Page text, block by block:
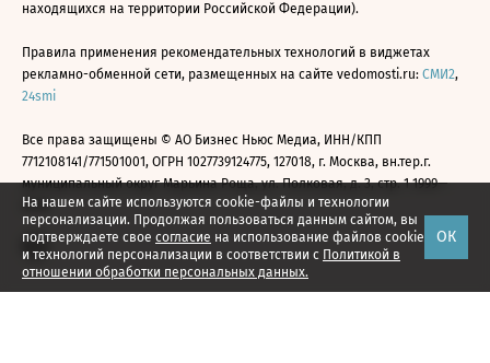
На нашем сайте используются cookie-файлы и технологии
персонализации. Продолжая пользоваться данным сайтом, вы
подтверждаете свое согласие на использование файлов cookie
и технологий персонализации в соответствии с Политикой в
отношении обработки персональных данных.
ОК
находящихся на территории Российской Федерации).
Правила применения рекомендательных технологий в виджетах
рекламно-обменной сети, размещенных на сайте vedomosti.ru: СМИ2,
24smi
Все права защищены © АО Бизнес Ньюс Медиа, ИНН/КПП
7712108141/771501001, ОГРН 1027739124775, 127018, г. Москва, вн.тер.г.
муниципальный округ Марьина Роща, ул. Полковая, д. 3, стр. 1 1999—
2026